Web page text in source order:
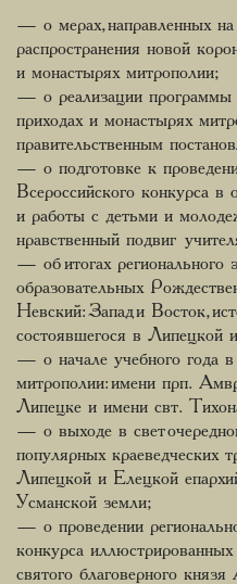
— о мерах, направленных на
распространения новой
и монастырях митрополии;
— о реализации программы
приходах и монастырях
правительственным
— о подготовке к
Всероссийского конкурса в
и работы с детьми и
нравственный подвиг
— об итогах
образовательных
Невский: Запад и Восток,
состоявшегося в Липецкой
— о начале учебного года в
митрополии: имени прп.
Липецке и имени свт.
— о выходе в свет
популярных
Липецкой и Елецкой
Усманской земли;
— о проведении
конкурса
святого благоверного